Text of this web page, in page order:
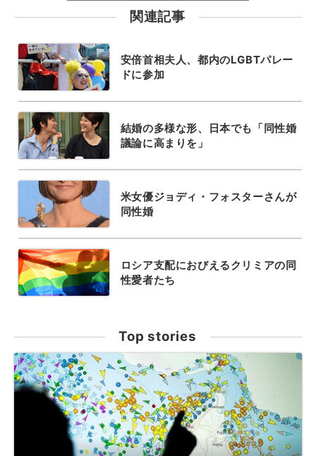
関連記事
安倍首相夫人、都内のLGBTパレー
ドに参加
結婚の多様な形、日本でも「同性婚
議論に高まりを」
米女優ジョディ・フォスターさんが
同性婚
ロシア支配におびえるクリミアの同
性愛者たち
Top stories